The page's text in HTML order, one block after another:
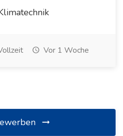
Vor 1 Woche